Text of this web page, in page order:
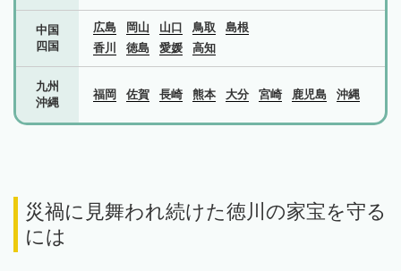
中国
四国
広島 岡山 山口 鳥取
島根
香川
徳島 愛媛 高知
九州
沖縄
福岡 佐賀 長崎 熊本 大分 宮崎 鹿児島 沖縄
災禍に見舞われ続けた徳川の家宝を守る
には